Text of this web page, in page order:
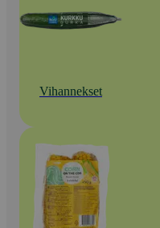
Vihannekset